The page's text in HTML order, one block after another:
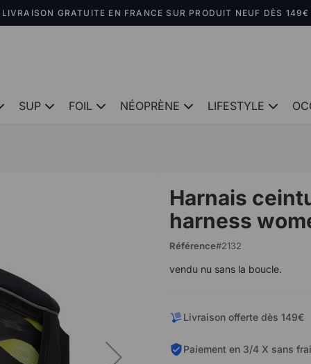
LIVRAISON GRATUITE EN FRANCE SUR PRODUIT NEUF DÈS 149€
SUP FOIL NÉOPRÈNE LIFESTYLE
Harnais
harness
Référence 2132
vendu nu sans la boucle.
Livraison offerte dès 149€
Paiement en 3/4 X sans